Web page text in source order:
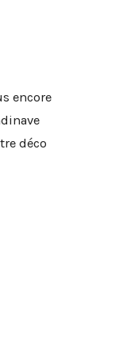
encore
déco